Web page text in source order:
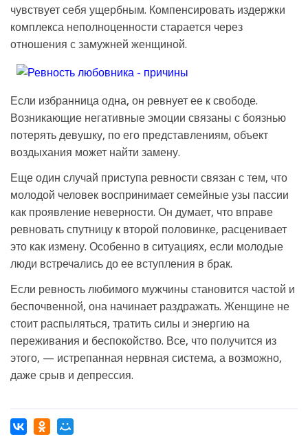
чувствует себя ущербным. Компенсировать издержки
комплекса неполноценности старается через
отношения с замужней женщиной.
Если избранница одна, он ревнует ее к свободе.
Возникающие негативные эмоции связаны с боязнью
потерять девушку, по его представлениям, объект
воздыхания может найти замену.
Еще один случай приступа ревности связан с тем, что
молодой человек воспринимает семейные узы пассии
как проявление неверности. Он думает, что вправе
ревновать спутницу к второй половинке, расценивает
это как измену. Особенно в ситуациях, если молодые
люди встречались до ее вступления в брак.
Если ревность любимого мужчины становится частой и
беспочвенной, она начинает раздражать. Женщине не
стоит распыляться, тратить силы и энергию на
переживания и беспокойство. Все, что получится из
этого, — истрепанная нервная система, а возможно,
даже срыв и депрессия.